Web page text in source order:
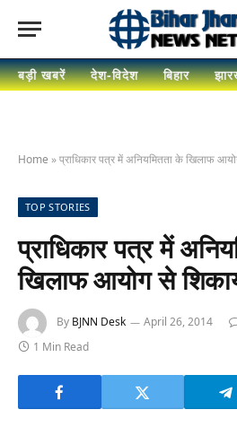
बड़ी खबरें देश-विदेश बिहार
Home »प्राधिकार पत्र में अनियमितता के खिलाफ
TOP STORIES
प्राधिकार पत्र में
खिलाफ आयोग से
By BJNN Desk April 26, 2014
1 Min Read